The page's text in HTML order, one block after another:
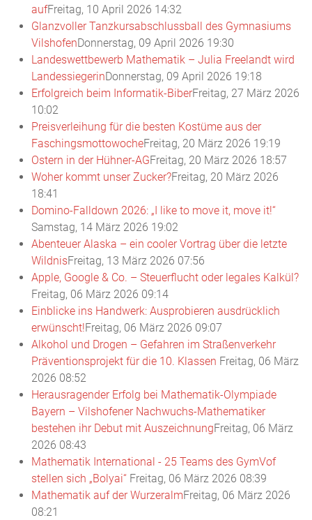
aufFreitag, 10 April 2026 14:32
Glanzvoller Tanzkursabschlussball des Gymnasiums
VilshofenDonnerstag, 09 April 2026 19:30
Landeswettbewerb Mathematik – Julia Freelandt wird
LandessiegerinDonnerstag, 09 April 2026 19:18
Erfolgreich beim Informatik-BiberFreitag, 27 März 2026
10:02
Preisverleihung für die besten Kostüme aus der
FaschingsmottowocheFreitag, 20 März 2026 19:19
Ostern in der Hühner-AGFreitag, 20 März 2026 18:57
Woher kommt unser Zucker?Freitag, 20 März 2026
18:41
Domino-Falldown 2026: „I like to move it, move it!“
Samstag, 14 März 2026 19:02
Abenteuer Alaska – ein cooler Vortrag über die letzte
WildnisFreitag, 13 März 2026 07:56
Apple, Google & Co. – Steuerflucht oder legales Kalkül?
Freitag, 06 März 2026 09:14
Einblicke ins Handwerk: Ausprobieren ausdrücklich
erwünscht!Freitag, 06 März 2026 09:07
Alkohol und Drogen – Gefahren im Straßenverkehr
Präventionsprojekt für die 10. Klassen Freitag, 06 März
2026 08:52
Herausragender Erfolg bei Mathematik-Olympiade
Bayern – Vilshofener Nachwuchs-Mathematiker
bestehen ihr Debut mit AuszeichnungFreitag, 06 März
2026 08:43
Mathematik International - 25 Teams des GymVof
stellen sich „Bolyai“ Freitag, 06 März 2026 08:39
Mathematik auf der WurzeralmFreitag, 06 März 2026
08:21